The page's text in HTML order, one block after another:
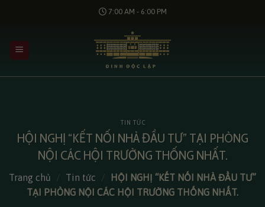
dung
7:00 AM - 6:00 PM
TIN TỨC
HỘI NGHỊ “KẾT NỐI NHÀ ĐẦU TƯ” TẠI PHÒNG
NỘI CÁC HỘI TRƯỜNG THỐNG NHẤT.
Trang chủ / Tin tức /
HỘI NGHỊ “KẾT NỐI NHÀ ĐẦU TƯ”
TẠI PHÒNG NỘI CÁC HỘI TRƯỜNG THỐNG NHẤT.